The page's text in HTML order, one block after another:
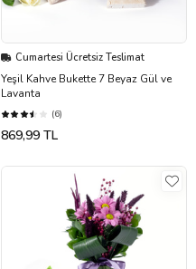
Cumartesi Ücretsiz Teslimat
Yeşil Kahve Bukette 7 Beyaz Gül ve
Lavanta
(6)
869,99 TL